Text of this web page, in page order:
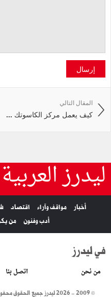
إرسال
المقال التالي
كيف يعمل مركز الكاسوتك ...
ليدرز العربية
أخبار مواقف وآراء اقتصاد
أدب وفنون
من
في ليدرز
من نحن اتصل بنا
© 2009 - 2026 ليدرز جميع الحقوق محفوظة.